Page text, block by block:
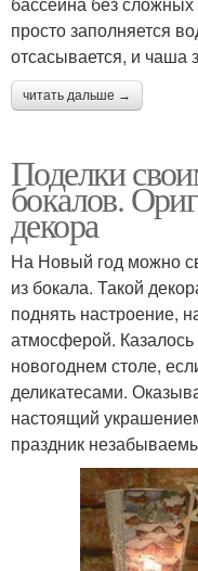
просто заполняется
отсасывается, и чаша
читать дальше →
Поделки
бокалов.
декора
На Новый год можно
из бокала. Такой
поднять настроение,
атмосферой. Казалось
новогоднем столе,
деликатесами.
настоящий
праздник